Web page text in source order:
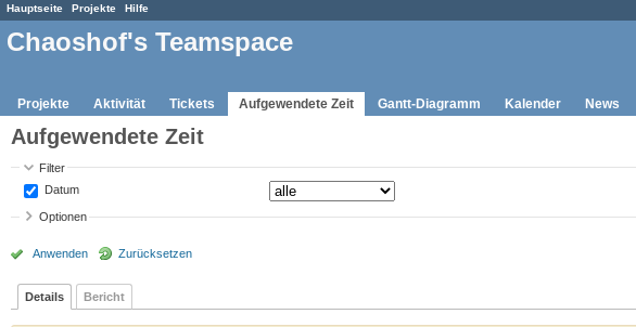
Hauptseite Projekte Hilfe
Chaoshof's Teamspace
Projekte Aktivität Tickets Aufgewendete Zeit Gantt-Diagramm Kalender News
Aufgewendete Zeit
Filter
Datum
Optionen
Anwenden Zurücksetzen
Details Bericht